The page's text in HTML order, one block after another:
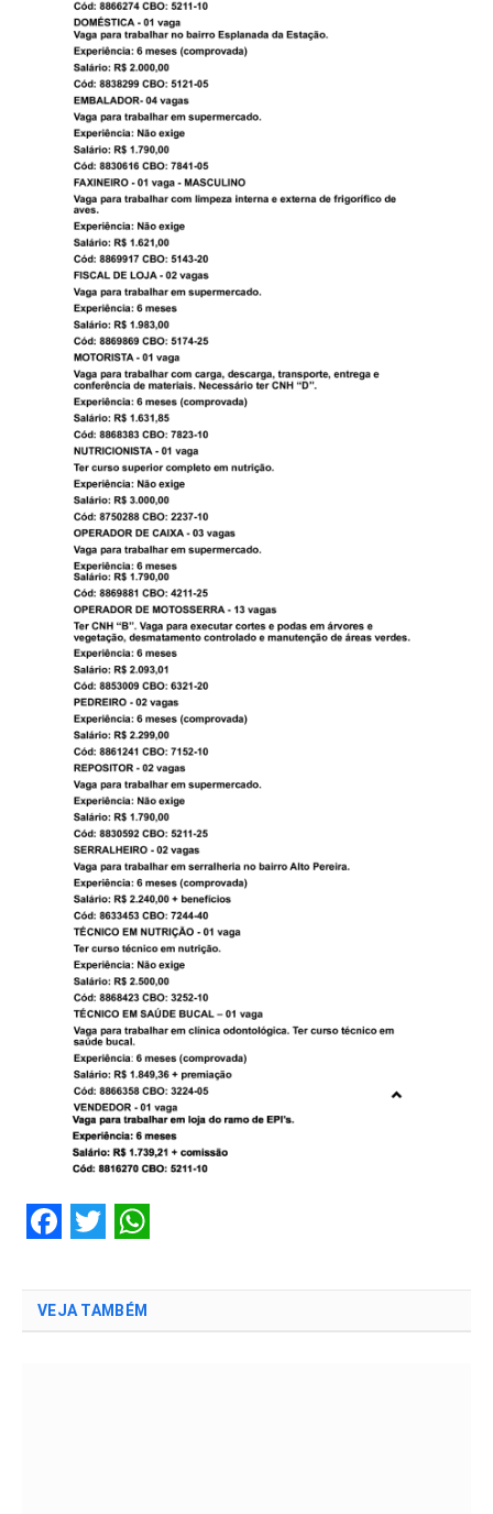
VEJA TAMBÉM